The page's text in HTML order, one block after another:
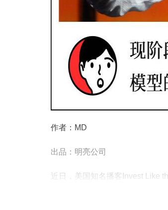
作者：MD
出品：明亮公司
近日，美国知名播客Invest Like
中，Marc和主播Patrick深入探
其大国技术竞争中的意义，此外